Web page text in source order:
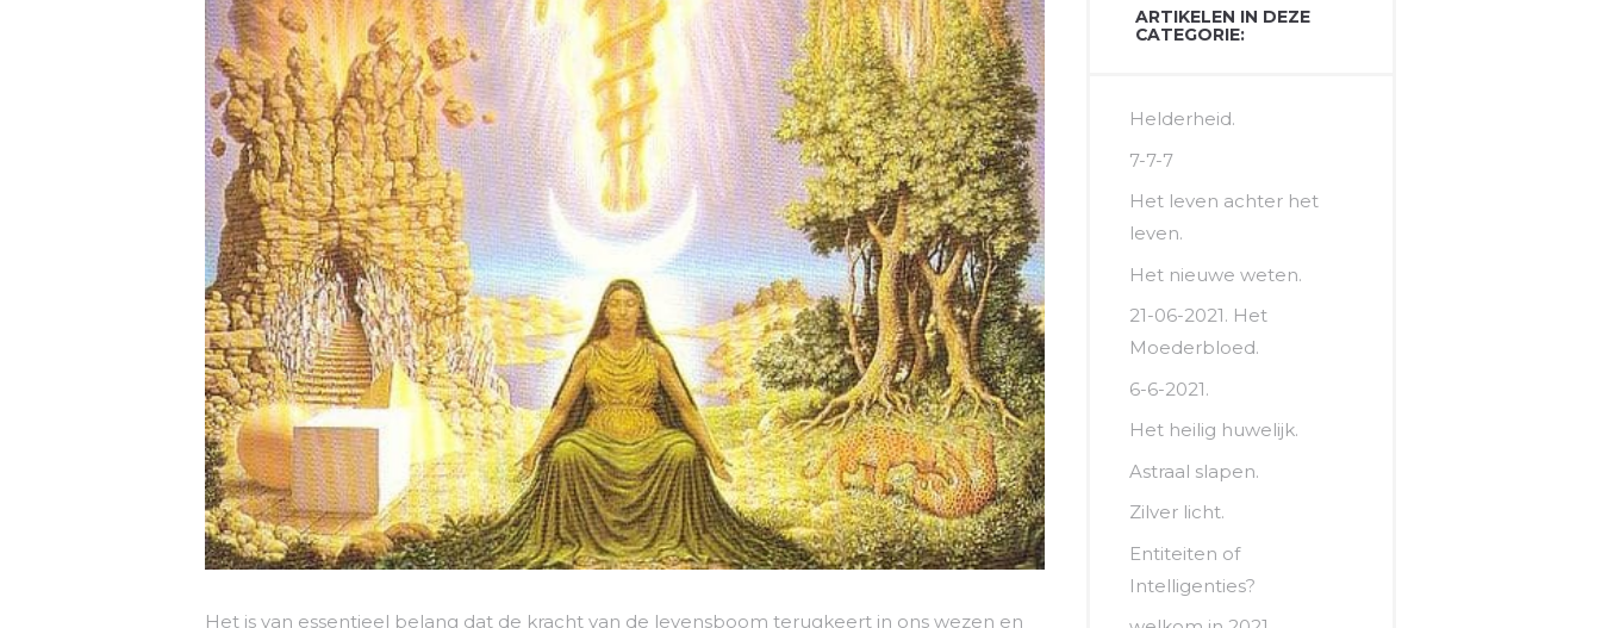
Het is van essentieel belang dat de kracht van de levensboom terugkeert in ons wezen en
ARTIKELEN IN DEZE
CATEGORIE:
Helderheid.
7-7-7
Het leven achter het
leven.
Het nieuwe weten.
21-06-2021. Het
Moederbloed.
6-6-2021.
Het heilig huwelijk.
Astraal slapen.
Zilver licht.
Entiteiten of
Intelligenties?